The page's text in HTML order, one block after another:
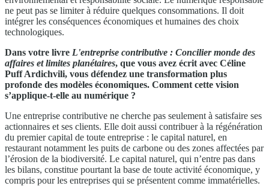
ne peut pas se limiter à réduire quelques consommations. Il doit
intégrer les conséquences économiques et humaines des choix
technologiques.
Dans votre livre L'entreprise contributive : Concilier monde des
affaires et limites planétaires, que vous avez écrit avec Céline
Puff Ardichvili, vous défendez une transformation plus
profonde des modèles économiques. Comment cette vision
s’applique-t-elle au numérique ?
Une entreprise contributive ne cherche pas seulement à satisfaire ses
actionnaires et ses clients. Elle doit aussi contribuer à la régénération
du premier capital de toute entreprise : le capital naturel, en
restaurant notamment les puits de carbone ou des zones affectées par
l’érosion de la biodiversité. Le capital naturel, qui n’entre pas dans
les bilans, constitue pourtant la base de toute activité économique, y
compris pour les entreprises qui se présentent comme immatérielles.